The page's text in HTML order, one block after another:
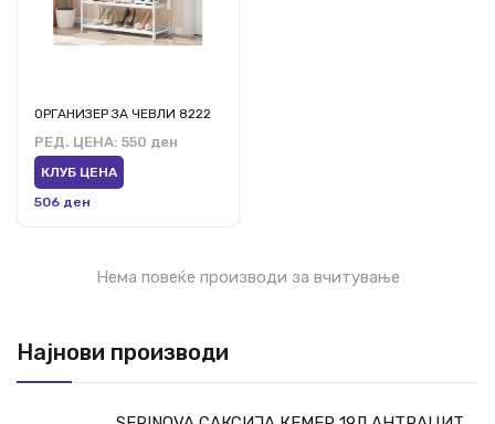
Најнови производи
ОРГАНИЗЕР ЗА ЧЕВЛИ 8222
РЕД. ЦЕНА: 550 ден
КЛУБ ЦЕНА
506 ден
Нема повеќе производи за вчитување